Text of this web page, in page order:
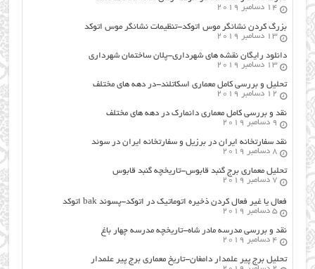
14 دسامبر 2019
بزرگ کردن نشانگر موس اتوکد-تنظیمات نشانگر موس اتوکد
13 دسامبر 2019
دانلود رایگان نقشه های شهرداری-پلان ساختمان شهرداری
13 دسامبر 2019
تحلیل و بررسی کامل معماری اسکاتلند-در دهه های مختلف
12 دسامبر 2019
نقد و بررسی کامل معماری دانمارک در دهه های مختلف
9 دسامبر 2019
نقد سفارتخانه ایران در برزیل و سفارتخانه ایران در سوئد
8 دسامبر 2019
تحلیل معماری برج گنبد قابوس-تاریخچه گنبد قابوس
7 دسامبر 2019
فعال یا غیر فعال کردن ذخیره اتوماتیک در اتوکد-پسوند bak اتوکد
5 دسامبر 2019
نقد و بررسی مدرسه مادر شاه-تاریخچه مدرسه چهار باغ
4 دسامبر 2019
تحلیل برج پیر علمدار دامغان-تاریخ معماری برج پیر علمدار